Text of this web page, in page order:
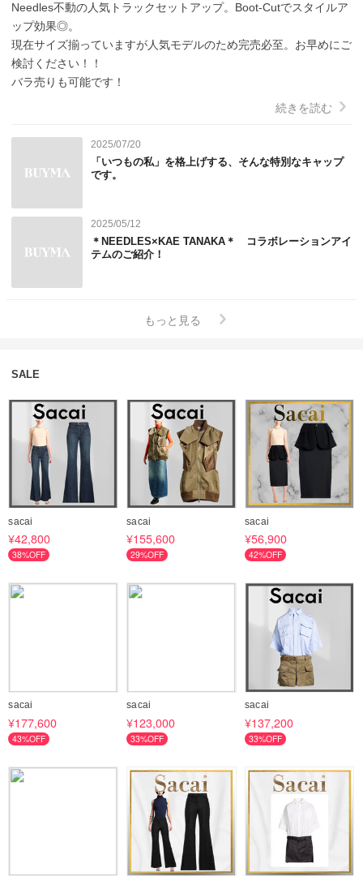
Needles不動の人気トラックセットアップ。Boot-Cutでスタイルア
ップ効果◎。
現在サイズ揃っていますが人気モデルのため完売必至。お早めにご
検討ください！！
バラ売りも可能です！
続きを読む
2025/07/20
「いつもの私」を格上げする、そんな特別なキャップ
です。
2025/05/12
＊NEEDLES×KAE TANAKA＊ コラボレーションアイ
テムのご紹介！
もっと見る
SALE
sacai
¥42,800
38%OFF
sacai
¥155,600
29%OFF
sacai
¥56,900
42%OFF
sacai
¥177,600
43%OFF
sacai
¥123,000
33%OFF
sacai
¥137,200
33%OFF